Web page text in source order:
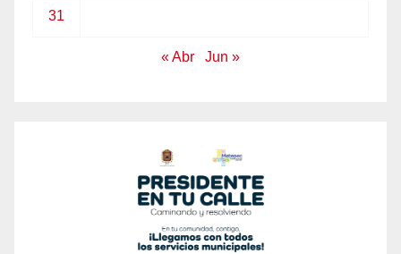
31
« Abr Jun »